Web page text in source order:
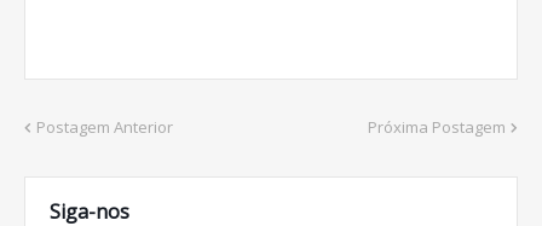
Postagem Anterior Próxima Postagem
Siga-nos